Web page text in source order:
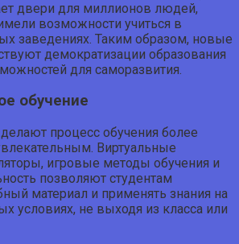
двери для миллионов людей,
возможности учиться в
заведениях. Таким образом, новые
демократизации образования
для саморазвития.
обучение
процесс обучения более
Виртуальные
игровые методы обучения и
позволяют студентам
материал и применять знания на
условиях, не выходя из класса или